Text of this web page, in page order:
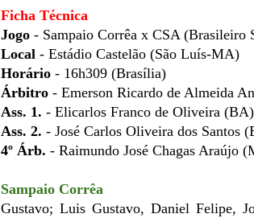
Ficha Técnica
Jogo - Sampaio Corrêa x CSA (Brasileiro
Local - Estádio Castelão (São Luís-MA)
Horário - 16h309 (Brasília)
Árbitro - Emerson Ricardo de Almeida
Ass. 1. - Elicarlos Franco de Oliveira (BA)
Ass. 2. - José Carlos Oliveira dos Santos
4º Árb. - Raimundo José Chagas Araújo
Sampaio Corrêa
Gustavo; Luis Gustavo, Daniel Felipe,